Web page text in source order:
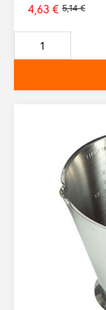
Prix
de
base
5,14 €
4,63 €